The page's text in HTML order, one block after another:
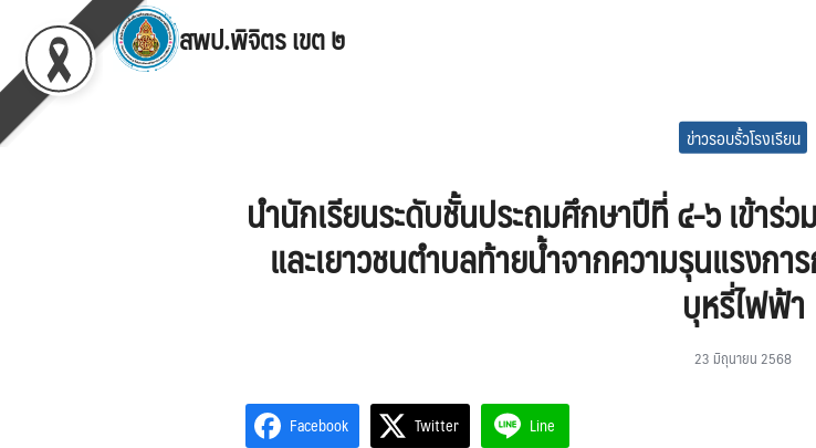
content
สพป.พิจิตร เขต ๒
ข่าวรอบรั้วโรงเรียน
นำนักเรียนระดับชั้นประถมศึกษาปีที่ ๔-๖ เข้าร่
และเยาวชนตำบลท้ายน้ำจากความรุนแรง
บุหรี่ไฟฟ้า
23 มิถุนายน 2568
Facebook Twitter Line